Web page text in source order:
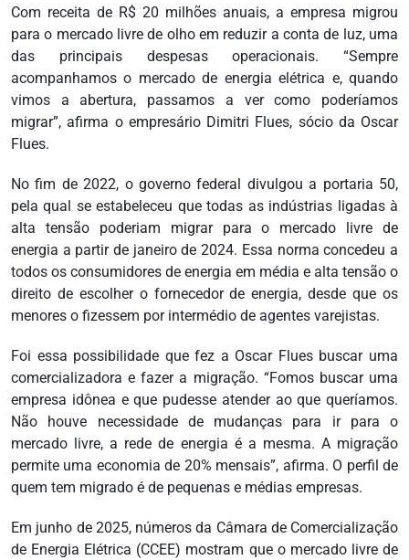
Com receita de R$ 20 milhões anuais, a empresa migrou
para o mercado livre de olho em reduzir a conta de luz, uma
das principais despesas operacionais. “Sempre
acompanhamos o mercado de energia elétrica e, quando
vimos a abertura, passamos a ver como poderíamos
migrar”, afirma o empresário Dimitri Flues, sócio da Oscar
Flues.
No fim de 2022, o governo federal divulgou a portaria 50,
pela qual se estabeleceu que todas as indústrias ligadas à
alta tensão poderiam migrar para o mercado livre de
energia a partir de janeiro de 2024. Essa norma concedeu a
todos os consumidores de energia em média e alta tensão o
direito de escolher o fornecedor de energia, desde que os
menores o fizessem por intermédio de agentes varejistas.
Foi essa possibilidade que fez a Oscar Flues buscar uma
comercializadora e fazer a migração. “Fomos buscar uma
empresa idônea e que pudesse atender ao que queríamos.
Não houve necessidade de mudanças para ir para o
mercado livre, a rede de energia é a mesma. A migração
permite uma economia de 20% mensais”, afirma. O perfil de
quem tem migrado é de pequenas e médias empresas.
Em junho de 2025, números da Câmara de Comercialização
de Energia Elétrica (CCEE) mostram que o mercado livre de